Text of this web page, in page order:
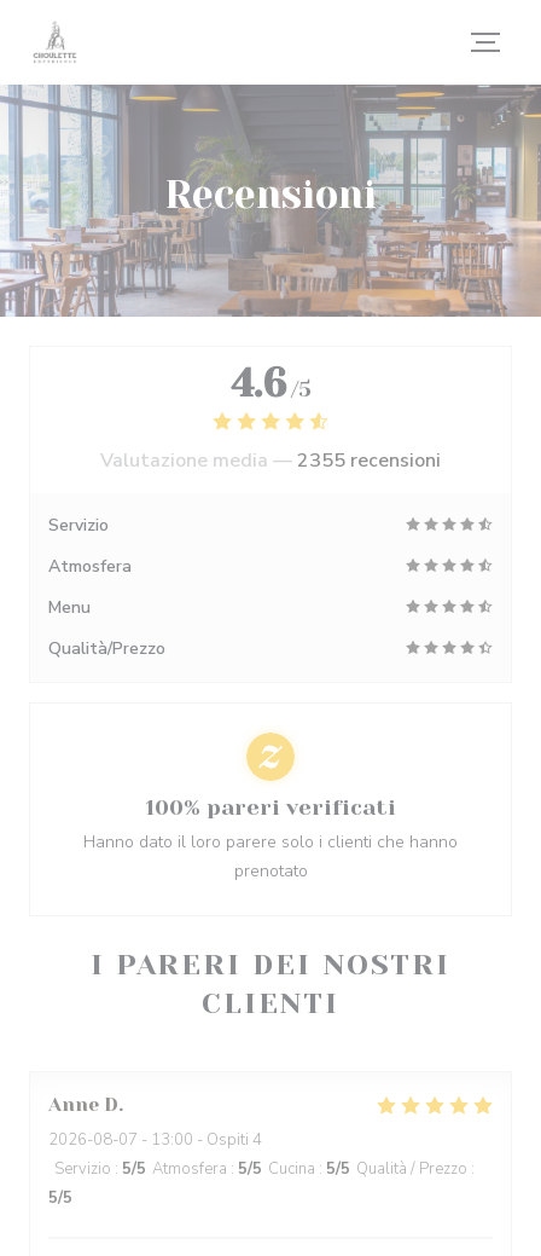
Personalizzazione delle tue scelte sui cookie
Recensioni
I PARERI DEI NOSTRI
CLIENTI
Anne D
2026-08-07 - 13:00 - Ospiti 4
Servizio : 5/5 Atmosfera : 5/5 Cucina : 5/5 Qualità / Prezzo :
5/5
4.6 /5
Valutazione media —2355 recensioni
Servizio
Atmosfera
Menu
Qualità/Prezzo
100% pareri verificati
Hanno dato il loro parere solo i clienti che hanno
prenotato